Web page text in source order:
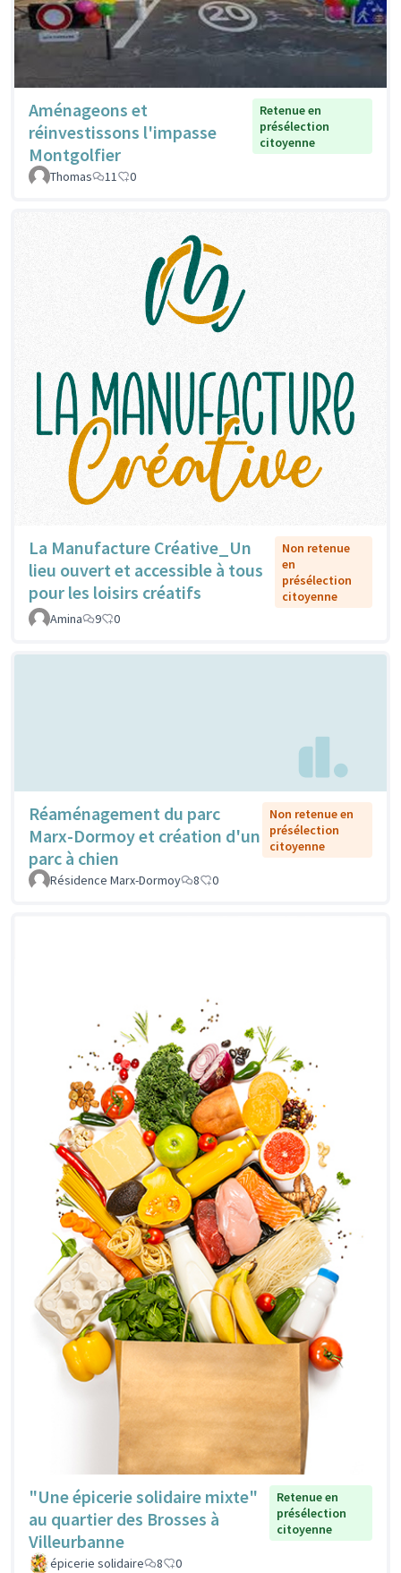
Aménageons et
réinvestissons l'impasse
Montgolfier
Retenue en
présélection
citoyenne
Thomas 11 0
La Manufacture Créative_Un
lieu ouvert et accessible à tous
pour les loisirs créatifs
Non retenue
en
présélection
citoyenne
Amina
9 0
Réaménagement du parc
Marx-Dormoy et création d'un
parc à chien
Non retenue en
présélection
citoyenne
Résidence Marx-Dormoy 8 0
"Une épicerie solidaire mixte"
au quartier des Brosses à
Villeurbanne
Retenue en
présélection
citoyenne
épicerie solidaire 8 0